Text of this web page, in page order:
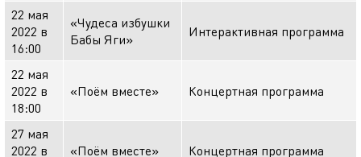
22 мая
2022 в
16:00
«Чудеса избушки
Бабы Яги»
Интерактивная программа
22 мая
2022 в
18:00
«Поём вместе» Концертная программа
27 мая
2022 в
«Поём вместе» Концертная программа